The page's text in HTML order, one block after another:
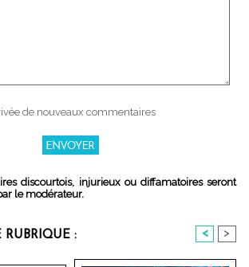
de nouveaux commentaires
discourtois, injurieux ou diffamatoires seront
le modérateur.
: < >